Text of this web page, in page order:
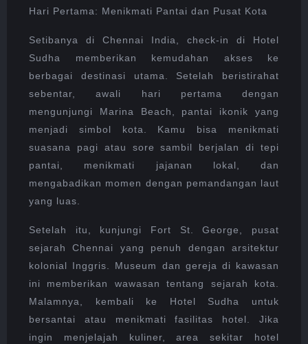
Hari Pertama: Menikmati Pantai dan Pusat Kota
Setibanya di Chennai India, check-in di Hotel
Sudha memberikan kemudahan akses ke
berbagai destinasi utama. Setelah beristirahat
sebentar, awali hari pertama dengan
mengunjungi Marina Beach, pantai ikonik yang
menjadi simbol kota. Kamu bisa menikmati
suasana pagi atau sore sambil berjalan di tepi
pantai, menikmati jajanan lokal, dan
mengabadikan momen dengan pemandangan laut
yang luas.
Setelah itu, kunjungi Fort St. George, pusat
sejarah Chennai yang penuh dengan arsitektur
kolonial Inggris. Museum dan gereja di kawasan
ini memberikan wawasan tentang sejarah kota.
Malamnya, kembali ke Hotel Sudha untuk
bersantai atau menikmati fasilitas hotel. Jika
ingin menjelajah kuliner, area sekitar hotel